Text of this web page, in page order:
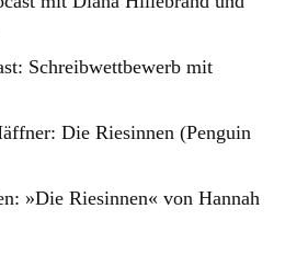
Schreibwettbewerb mit
»Die Riesinnen« von Hannah